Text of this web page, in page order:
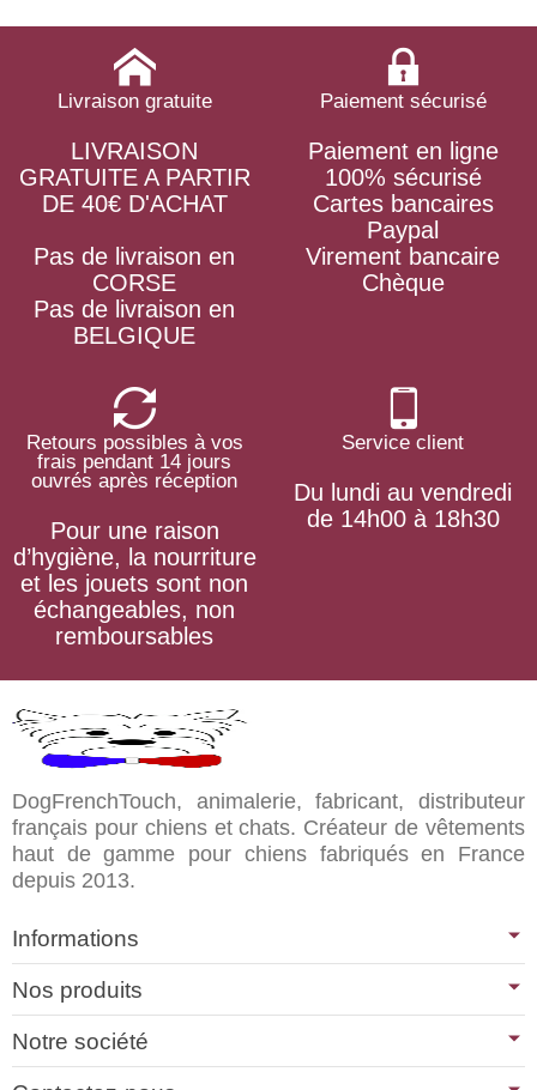
Livraison gratuite
LIVRAISON
GRATUITE A PARTIR
DE 40€ D'ACHAT
Pas de livraison en
CORSE
Pas de livraison en
BELGIQUE
Paiement sécurisé
Paiement en ligne
100% sécurisé
Cartes bancaires
Paypal
Virement bancaire
Chèque
Retours possibles à vos
frais pendant 14 jours
ouvrés après réception
Pour une raison
d’hygiène, la nourriture
et les jouets sont non
échangeables, non
remboursables
Service client
Du lundi au vendredi
de 14h00 à 18h30
DogFrenchTouch, animalerie, fabricant, distributeur
français pour chiens et chats. Créateur de vêtements
haut de gamme pour chiens fabriqués en France
depuis 2013.
Informations
Nos produits
Notre société